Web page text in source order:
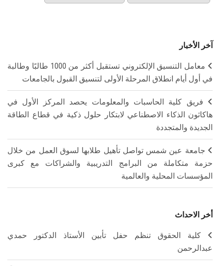
آخر الأخبار
معامل التنسيق الإلكتروني تستقبل أكثر من 1000 طالبًا وطالبة
في أول أيام انطلاق المرحلة الأولى لتنسيق القبول بالجامعات
فريق كلية الحاسبات والمعلومات يحصد المركز الأول في
هاكاثون الذكاء الاصطناعي لابتكار حلول ذكية في قطاع الطاقة
الجديدة والمتجددة
جامعة عين شمس تواصل تأهيل طلابها لسوق العمل من خلال
حزمة متكاملة من البرامج التدريبية والشراكات مع كبرى
المؤسسات المحلية والعالمية
أخر الاحداث
كلية الحقوق تنظم حفل تأبين الأستاذ الدكتور حمدي
عبدالرحمن